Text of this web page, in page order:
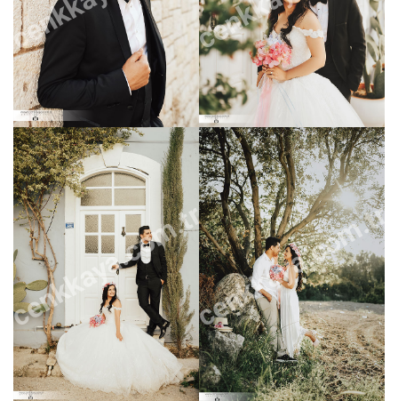
cenkkaya.com.trcenkkaya.com.tr